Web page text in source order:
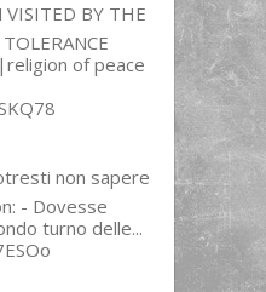
VISITED BY THE
|religion of peace
non sapere
- Dovesse
turno delle...